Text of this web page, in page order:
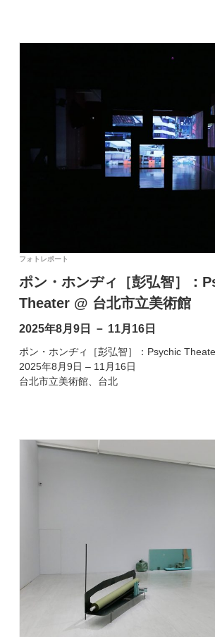
フォトレポート
ポン・ホンヂィ［彭弘智］：
Theater @ 台北市立美術館
2025年8月9日 － 11月16日
ポン・ホンヂィ［彭弘智］：Psychic
2025年8月9日 – 11月16日
台北市立美術館、台北